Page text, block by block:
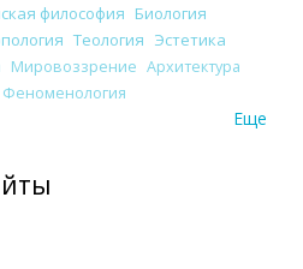
философия Биология
Теология Эстетика
Мировоззрение Архитектура
Феноменология
Еще